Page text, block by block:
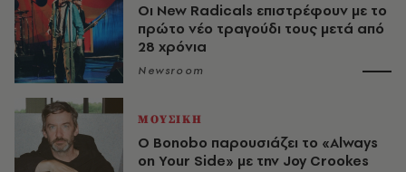
Οι New Radicals επιστρέφουν με το
πρώτο νέο τραγούδι τους μετά από
28 χρόνια
Newsroom
ΜΟΥΣΙΚΗ
Ο Bonobo παρουσιάζει το «Always
on Your Side» με την Joy Crookes